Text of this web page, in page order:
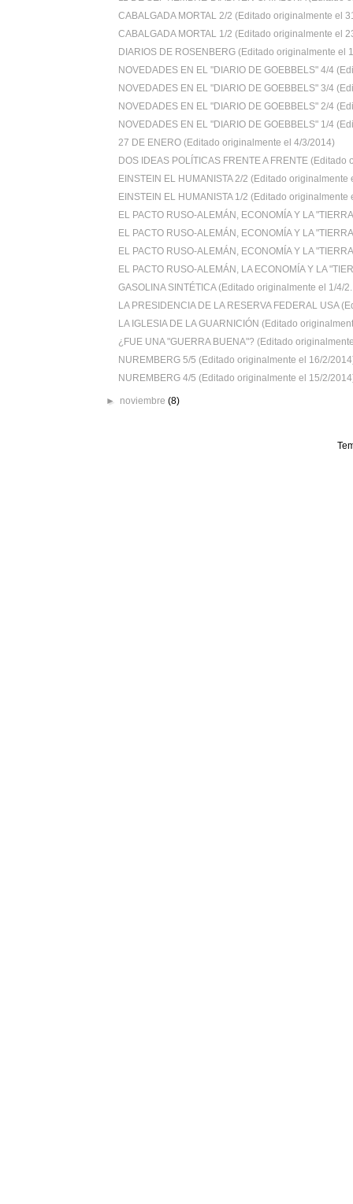
CABALGADA MORTAL 2/2 (Editado originalmente el
CABALGADA MORTAL 1/2 (Editado originalmente el
DIARIOS DE ROSENBERG (Editado originalmente el
NOVEDADES EN EL "DIARIO DE GOEBBELS" 4/4
NOVEDADES EN EL "DIARIO DE GOEBBELS" 3/4
NOVEDADES EN EL "DIARIO DE GOEBBELS" 2/4
NOVEDADES EN EL "DIARIO DE GOEBBELS" 1/4
27 DE ENERO (Editado originalmente el 4/3/2014)
DOS IDEAS POLÍTICAS FRENTE A FRENTE (Editado
EINSTEIN EL HUMANISTA 2/2 (Editado originalmente
EINSTEIN EL HUMANISTA 1/2 (Editado originalmente
EL PACTO RUSO-ALEMÁN, ECONOMÍA Y LA
EL PACTO RUSO-ALEMÁN, ECONOMÍA Y LA
EL PACTO RUSO-ALEMÁN, ECONOMÍA Y LA
EL PACTO RUSO-ALEMÁN, LA ECONOMÍA Y LA
GASOLINA SINTÉTICA (Editado originalmente el 1/4/
LA PRESIDENCIA DE LA RESERVA FEDERAL USA
LA IGLESIA DE LA GUARNICIÓN (Editado
¿FUE UNA "GUERRA BUENA"? (Editado
NUREMBERG 5/5 (Editado originalmente el 16/2/
NUREMBERG 4/5 (Editado originalmente el 15/2/
► noviembre(8)